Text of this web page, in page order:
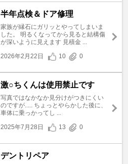
半年点検＆ドア修理
家族が縁石にガリッとやってしまいま
した。 明るくなってから見ると結構傷
が深いように見えます 見積金 ...
2026年2月22日
10 0
激○ちくんは使用禁止です
写真ではなかなか見分けがつきにくい
のですが..... ちょっとやらかした後に、
車体に乗っかってし ...
2025年7月28日
13 0
デントリペア